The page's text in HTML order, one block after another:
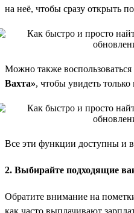
на неё, чтобы сразу открыть
Можно также воспользоваться
Вахта», чтобы увидеть
Все эти функции доступны и
2. Выбирайте подходящие
Обратите внимание на
как часто выплачивают